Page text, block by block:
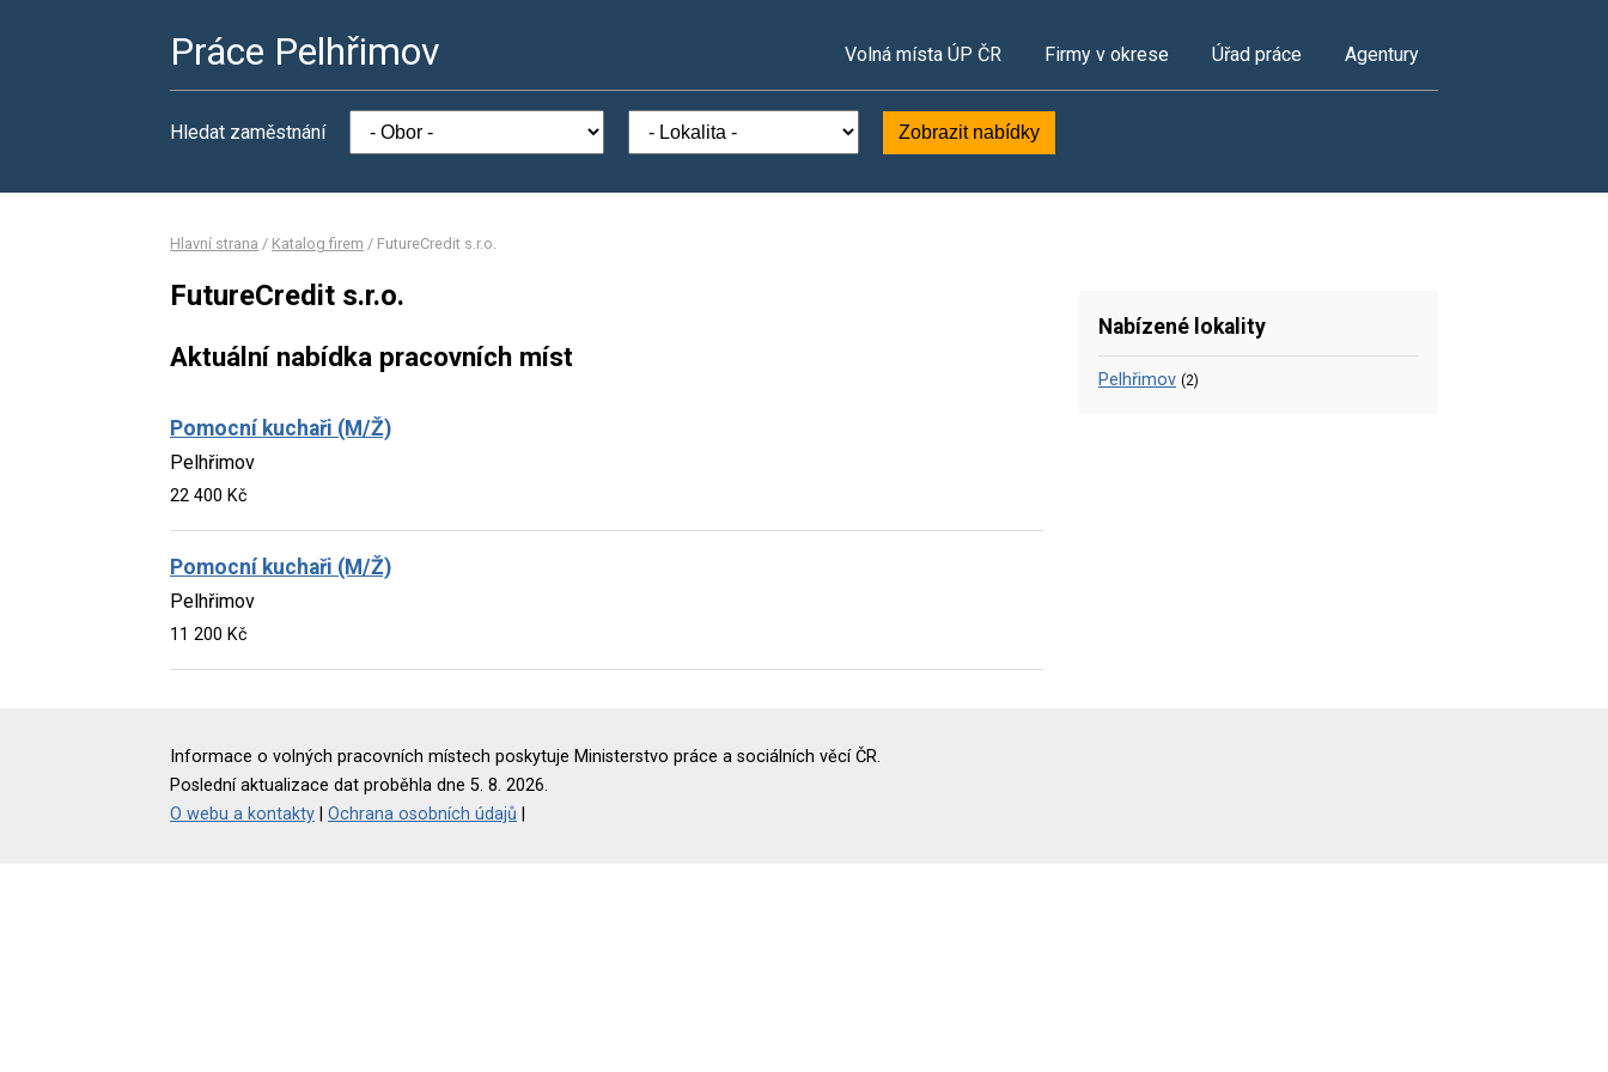
Práce Pelhřimov Volná místa ÚP ČR Firmy v okrese Úřad práce Agentury
Hledat zaměstnání Zobrazit nabídky
Hlavní strana / Katalog firem / FutureCredit s.r.o.
FutureCredit s.r.o.
Aktuální nabídka pracovních míst
Pomocní kuchaři (M/Ž)
Pelhřimov
22 400 Kč
Pomocní kuchaři (M/Ž)
Pelhřimov
11 200 Kč
Nabízené lokality
Pelhřimov (2)
Informace o volných pracovních místech poskytuje Ministerstvo práce a sociálních věcí ČR.
Poslední aktualizace dat proběhla dne 5. 8. 2026.
O webu a kontakty
Ochrana osobních údajů